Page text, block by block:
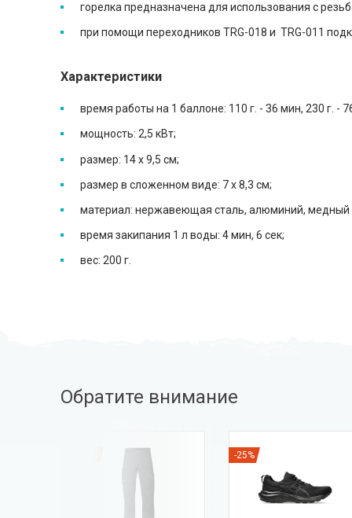
горелка предназначена для использования с
при помощи переходников TRG-018 и TRG-011
Характеристики
время работы на 1 баллоне: 110 г. - 36 мин, 230 г. -
мощность: 2,5 кВт;
размер: 14 х 9,5 см;
размер в сложенном виде: 7 х 8,3 см;
материал: нержавеющая сталь, алюминий, медный
время закипания 1 л воды: 4 мин, 6 сек;
вес: 200 г.
Обратите внимание
-25%